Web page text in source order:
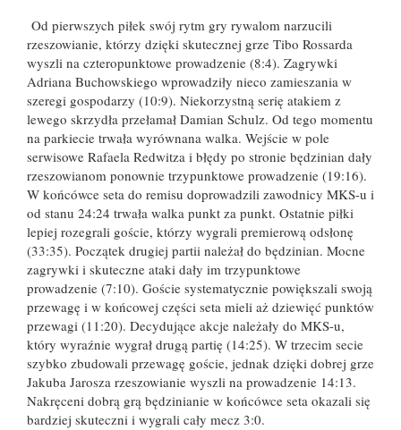
Od pierwszych piłek swój rytm gry rywalom narzucili
rzeszowianie, którzy dzięki skutecznej grze Tibo Rossarda
wyszli na czteropunktowe prowadzenie (8:4). Zagrywki
Adriana Buchowskiego wprowadziły nieco zamieszania w
szeregi gospodarzy (10:9). Niekorzystną serię atakiem z
lewego skrzydła przełamał Damian Schulz. Od tego momentu
na parkiecie trwała wyrównana walka. Wejście w pole
serwisowe Rafaela Redwitza i błędy po stronie będzinian dały
rzeszowianom ponownie trzypunktowe prowadzenie (19:16).
W końcówce seta do remisu doprowadzili zawodnicy MKS-u i
od stanu 24:24 trwała walka punkt za punkt. Ostatnie piłki
lepiej rozegrali goście, którzy wygrali premierową odsłonę
(33:35). Początek drugiej partii należał do będzinian. Mocne
zagrywki i skuteczne ataki dały im trzypunktowe
prowadzenie (7:10). Goście systematycznie powiększali swoją
przewagę i w końcowej części seta mieli aż dziewięć punktów
przewagi (11:20). Decydujące akcje należały do MKS-u,
który wyraźnie wygrał drugą partię (14:25). W trzecim secie
szybko zbudowali przewagę goście, jednak dzięki dobrej grze
Jakuba Jarosza rzeszowianie wyszli na prowadzenie 14:13.
Nakręceni dobrą grą będzinianie w końcówce seta okazali się
bardziej skuteczni i wygrali cały mecz 3:0.